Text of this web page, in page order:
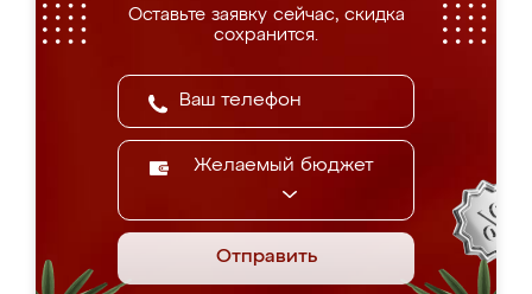
Оставьте заявку сейчас, скидка
сохранится.
Желаемый бюджет
Отправить